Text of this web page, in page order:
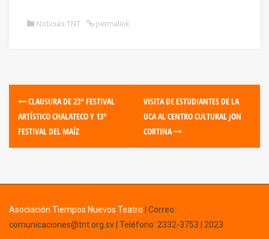
Noticias TNT permalink
CLAUSURA DE 23° FESTIVAL
ARTÍSTICO CHALATECO Y 13°
FESTIVAL DEL MAÍZ
VISITA DE ESTUDIANTES DE LA
UCA AL CENTRO CULTURAL JON
CORTINA
Asociación Tiempos Nuevos Teatro
Correo:
comunicaciones@tnt.org.sv | Teléfono: 2332-3753 | 2023